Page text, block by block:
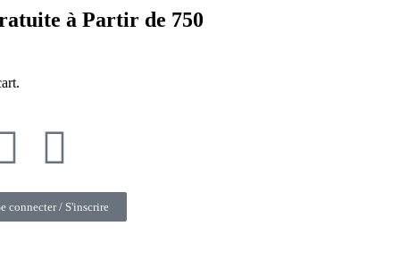
à Partir de 750
connecter / S'inscrire